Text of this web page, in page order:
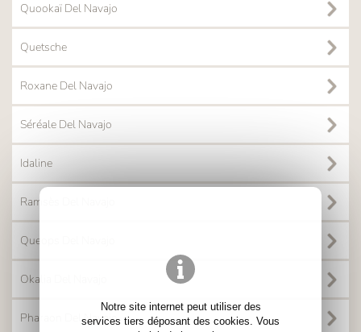
Notre site internet peut utiliser des
services tiers déposant des cookies. Vous
Quookaï Del Navajo
Quetsche
Roxane Del Navajo
Séréale Del Navajo
Idaline
Ramsès Del Navajo
Queops Del Navajo
Okalia Del Navajo
Pharaon Del Navajo